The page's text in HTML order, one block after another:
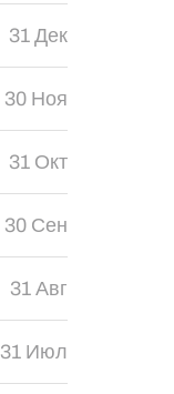
31 Дек
30 Ноя
31 Окт
30 Сен
31 Авг
31 Июл